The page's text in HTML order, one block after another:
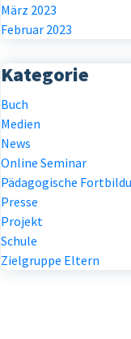
März 2023
Februar 2023
Kategorie
Buch
Medien
News
Online Seminar
Pädagogische
Presse
Projekt
Schule
Zielgruppe Eltern